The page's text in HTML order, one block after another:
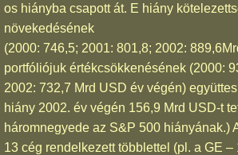
os hiányba csapott át. E hiány
növekedésének
(2000: 746,5; 2001: 801,8; 2002:
portfóliójuk értékcsökkenésének (2000:
2002: 732,7 Mrd USD év végén)
hiány 2002. év végén 156,9 Mrd USD-t
háromnegyede az S&P 500 hiányának.)
13 cég rendelkezett többlettel (pl. a GE –